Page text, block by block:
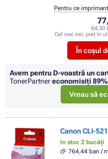
64,30
Cel mai mic preț în
În coșul
Pentru ce
Avem pentru D-voastră un
TonerPartnereconomisiţi 89%
Vreau să
Canon CLI-
In stoc 2 bucăți
764,44 ban /